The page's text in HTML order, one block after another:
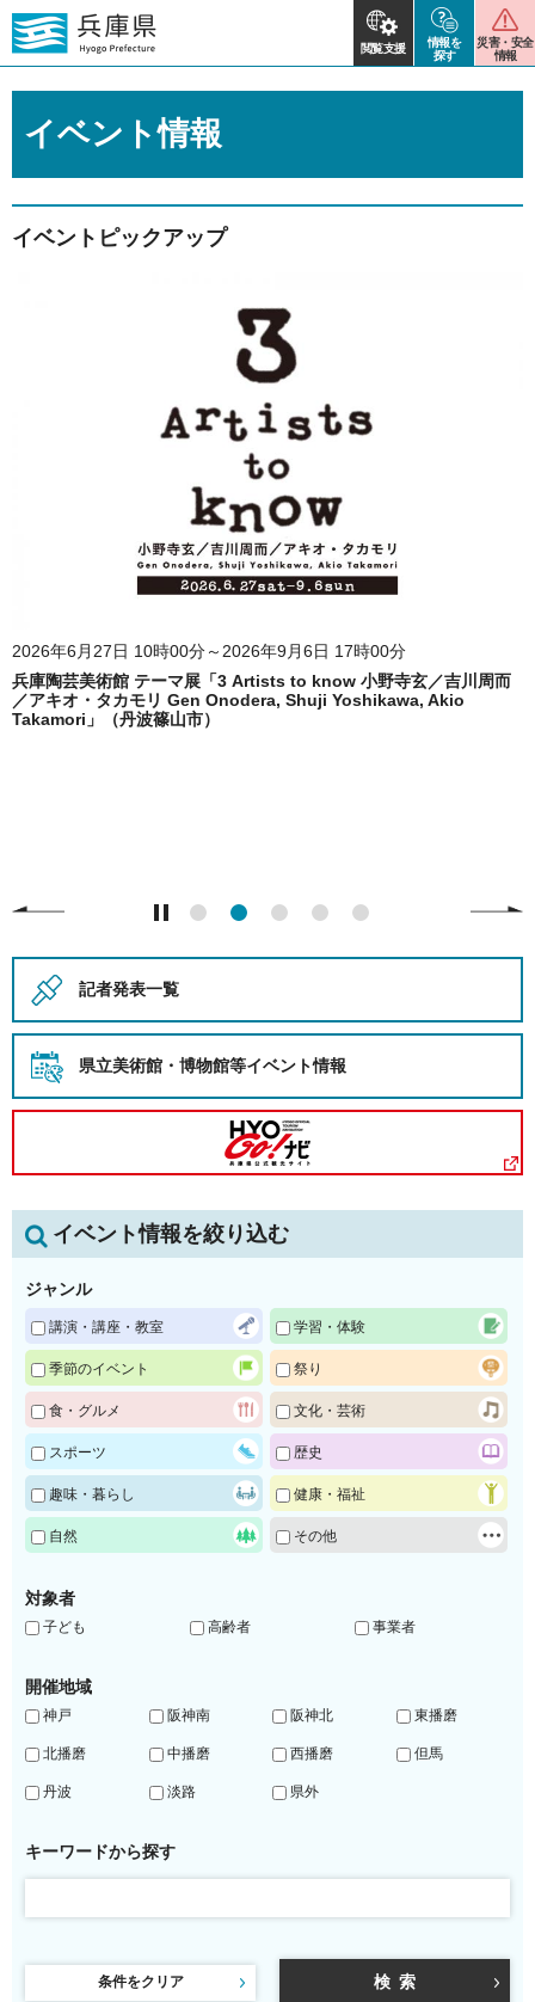
閲覧支援
情報を
探す
災害・安全
情報
イベント情報
イベントピックアップ
2026年6月27日 10時00分～2026年9月6日 17時00分
兵庫陶芸美術館 テーマ展「3 Artists to know 小野寺玄／吉川周而
／アキオ・タカモリ Gen Onodera, Shuji Yoshikawa, Akio
Takamori」（丹波篠山市）
記者発表一覧
県立美術館・博物館等イベント情報
イベント情報を絞り込む
ジャンル
講演・講座・教室 学習・体験
季節のイベント 祭り
食・グルメ 文化・芸術
スポーツ 歴史
趣味・暮らし 健康・福祉
自然 その他
対象者
子ども 高齢者 事業者
開催地域
神戸 阪神南 阪神北 東播磨
北播磨 中播磨 西播磨 但馬
丹波 淡路 県外
キーワードから探す
条件をクリア